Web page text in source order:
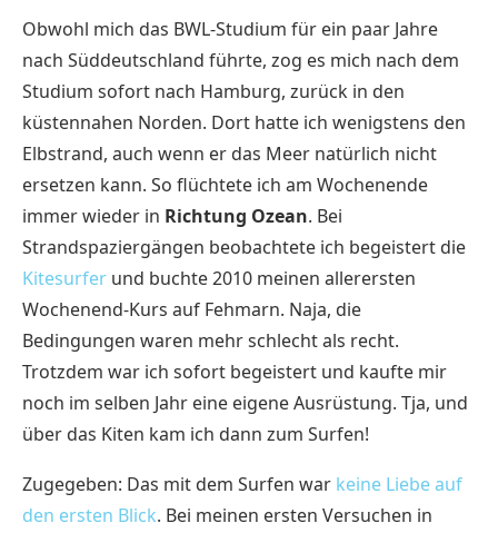
Obwohl mich das BWL-Studium für ein paar Jahre
nach Süddeutschland führte, zog es mich nach dem
Studium sofort nach Hamburg, zurück in den
küstennahen Norden. Dort hatte ich wenigstens den
Elbstrand, auch wenn er das Meer natürlich nicht
ersetzen kann. So flüchtete ich am Wochenende
immer wieder in Richtung Ozean. Bei
Strandspaziergängen beobachtete ich begeistert die
Kitesurfer und buchte 2010 meinen allerersten
Wochenend-Kurs auf Fehmarn. Naja, die
Bedingungen waren mehr schlecht als recht.
Trotzdem war ich sofort begeistert und kaufte mir
noch im selben Jahr eine eigene Ausrüstung. Tja, und
über das Kiten kam ich dann zum Surfen!
Zugegeben: Das mit dem Surfen war keine Liebe auf
den ersten Blick. Bei meinen ersten Versuchen in